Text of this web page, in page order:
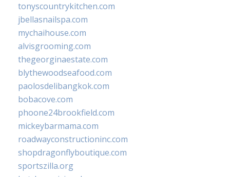
tonyscountrykitchen.com
jbellasnailspa.com
mychaihouse.com
alvisgrooming.com
thegeorginaestate.com
blythewoodseafood.com
paolosdelibangkok.com
bobacove.com
phoone24brookfield.com
mickeybarmama.com
roadwayconstructioninc.com
shopdragonflyboutique.com
sportszilla.org